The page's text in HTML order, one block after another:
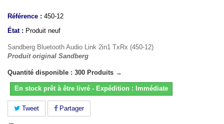
Référence : 450-12
État : Produit neuf
Sandberg Bluetooth Audio Link 2in1 TxRx (450-12)
Produit original Sandberg
Quantité disponible : 300 Produits →
En stock prêt à être livré - Expédition : Immédiate
Tweet Partager